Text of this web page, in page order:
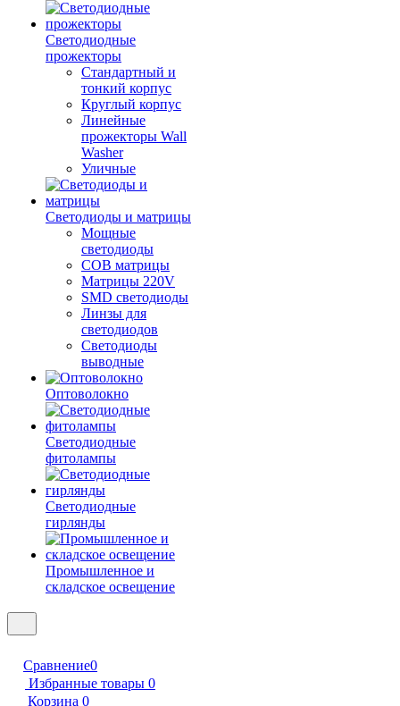
Светодиодные
прожекторы
Стандартный и
тонкий корпус
Круглый корпус
Линейные
прожекторы Wall
Washer
Уличные
Светодиоды и матрицы
Мощные
светодиоды
COB матрицы
Матрицы 220V
SMD светодиоды
Линзы для
светодиодов
Светодиоды
выводные
Оптоволокно
Светодиодные
фитолампы
Светодиодные
гирлянды
Промышленное и
складское освещение
Сравнение0
Избранные товары 0
Корзина 0